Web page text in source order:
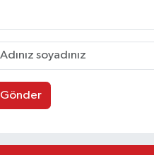
Gönder